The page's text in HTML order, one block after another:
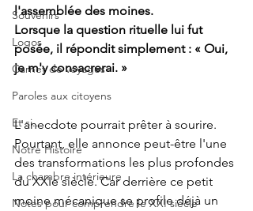
Souvenirs
Logos
Carnet de voyages
Paroles aux citoyens
Et si...
Notre Histoire
La chambre intérieure
Notes pour comprendre le XXI siècle
l'assemblée des moines.
Lorsque la question rituelle lui fut
posée, il répondit simplement : « Oui,
je m'y consacrerai. »
L'anecdote pourrait prêter à sourire.
Pourtant, elle annonce peut-être l'une
des transformations les plus profondes
du XXIe siècle. Car derrière ce petit
moine mécanique se profile déjà un